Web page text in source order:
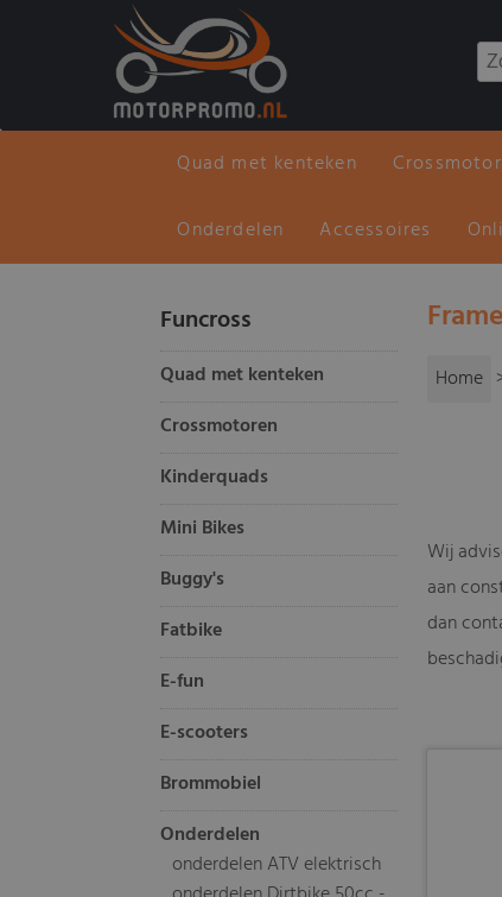
Quad met kenteken
Onderdelen Accessoires
Funcross
Quad met kenteken
Crossmotoren
Kinderquads
Mini Bikes
Buggy's
Fatbike
E-fun
E-scooters
Brommobiel
Onderdelen
onderdelen ATV elektrisch
Home
Wij
aan
dan